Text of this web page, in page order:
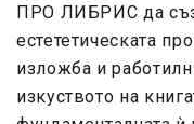
ПРО ЛИБРИС да
естететическата
изложба и
изкуството на